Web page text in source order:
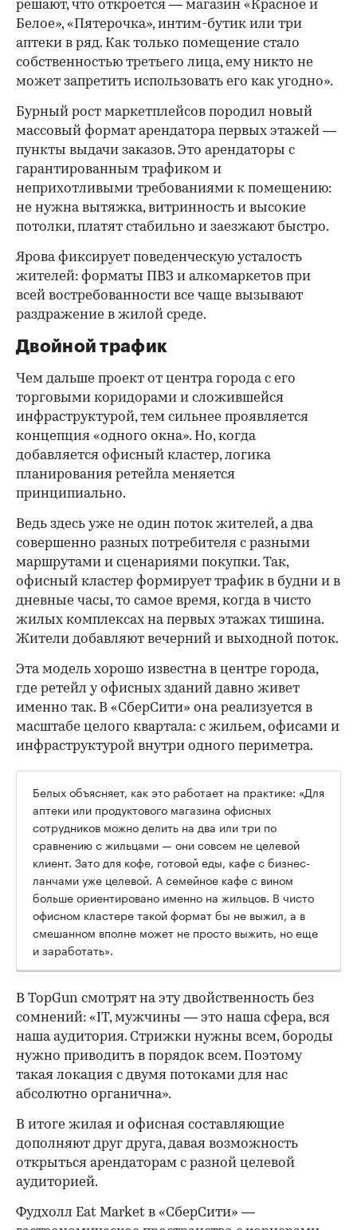
решают, что откроется — магазин «Красное и
Белое», «Пятерочка», интим-бутик или три
аптеки в ряд. Как только помещение стало
собственностью третьего лица, ему никто не
может запретить использовать его как угодно».
Бурный рост маркетплейсов породил новый
массовый формат арендатора первых этажей —
пункты выдачи заказов. Это арендаторы с
гарантированным трафиком и
неприхотливыми требованиями к помещению:
не нужна вытяжка, витринность и высокие
потолки, платят стабильно и заезжают быстро.
Ярова фиксирует поведенческую усталость
жителей: форматы ПВЗ и алкомаркетов при
всей востребованности все чаще вызывают
раздражение в жилой среде.
Двойной трафик
Чем дальше проект от центра города с его
торговыми коридорами и сложившейся
инфраструктурой, тем сильнее проявляется
концепция «одного окна». Но, когда
добавляется офисный кластер, логика
планирования ретейла меняется
принципиально.
Ведь здесь уже не один поток жителей, а два
совершенно разных потребителя с разными
маршрутами и сценариями покупки. Так,
офисный кластер формирует трафик в будни и в
дневные часы, то самое время, когда в чисто
жилых комплексах на первых этажах тишина.
Жители добавляют вечерний и выходной поток.
Эта модель хорошо известна в центре города,
где ретейл у офисных зданий давно живет
именно так. В «СберСити» она реализуется в
масштабе целого квартала: с жильем, офисами и
инфраструктурой внутри одного периметра.
Белых объясняет, как это работает на практике: «Для
аптеки или продуктового магазина офисных
сотрудников можно делить на два или три по
сравнению с жильцами — они совсем не целевой
клиент. Зато для кофе, готовой еды, кафе с бизнес-
ланчами уже целевой. А семейное кафе с вином
больше ориентировано именно на жильцов. В чисто
офисном кластере такой формат бы не выжил, а в
смешанном вполне может не просто выжить, но еще
и заработать».
В TopGun смотрят на эту двойственность без
сомнений: «IT, мужчины — это наша сфера, вся
наша аудитория. Стрижки нужны всем, бороды
нужно приводить в порядок всем. Поэтому
такая локация с двумя потоками для нас
абсолютно органична».
В итоге жилая и офисная составляющие
дополняют друг друга, давая возможность
открыться арендаторам с разной целевой
аудиторией.
Фудхолл Eat Market в «СберСити» —